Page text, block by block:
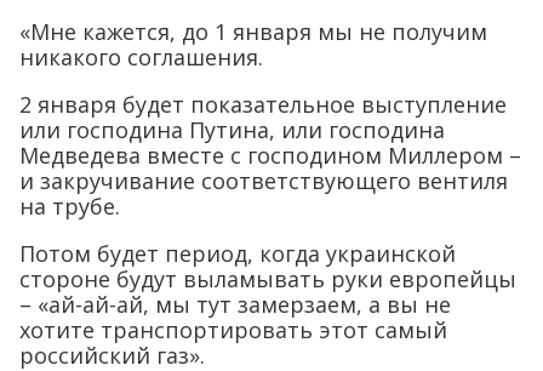
«Мне кажется, до 1 января мы не получим
никакого соглашения.
2 января будет показательное выступление
или господина Путина, или господина
Медведева вместе с господином Миллером –
и закручивание соответствующего вентиля
на трубе.
Потом будет период, когда украинской
стороне будут выламывать руки европейцы
– «ай-ай-ай, мы тут замерзаем, а вы не
хотите транспортировать этот самый
российский газ».